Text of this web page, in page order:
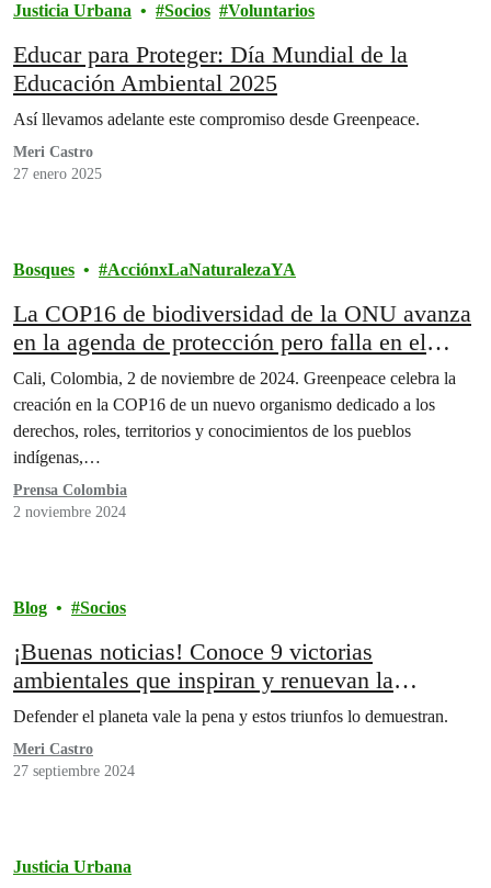
Justicia Urbana Socios Voluntarios
Educar para Proteger: Día Mundial de la
Educación Ambiental 2025
Así llevamos adelante este compromiso desde Greenpeace.
Meri Castro
27 enero 2025
Bosques AcciónxLaNaturalezaYA
La COP16 de biodiversidad de la ONU avanza
en la agenda de protección pero falla en el
financiamiento para la naturaleza
Cali, Colombia, 2 de noviembre de 2024. Greenpeace celebra la
creación en la COP16 de un nuevo organismo dedicado a los
derechos, roles, territorios y conocimientos de los pueblos
indígenas,…
Prensa Colombia
2 noviembre 2024
Blog Socios
¡Buenas noticias! Conoce 9 victorias
ambientales que inspiran y renuevan la
esperanza
Defender el planeta vale la pena y estos triunfos lo demuestran.
Meri Castro
27 septiembre 2024
Justicia Urbana